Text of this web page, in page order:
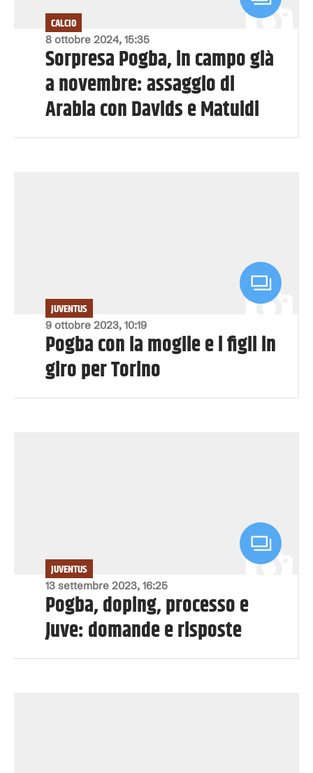
8 ottobre 2024, 15:35
CALCIO
Sorpresa Pogba, in campo già
a novembre: assaggio di
Arabia con Davids e Matuidi
9 ottobre 2023, 10:19
JUVENTUS
Pogba con la moglie e i figli in
giro per Torino
13 settembre 2023, 16:25
JUVENTUS
Pogba, doping, processo e
Juve: domande e risposte